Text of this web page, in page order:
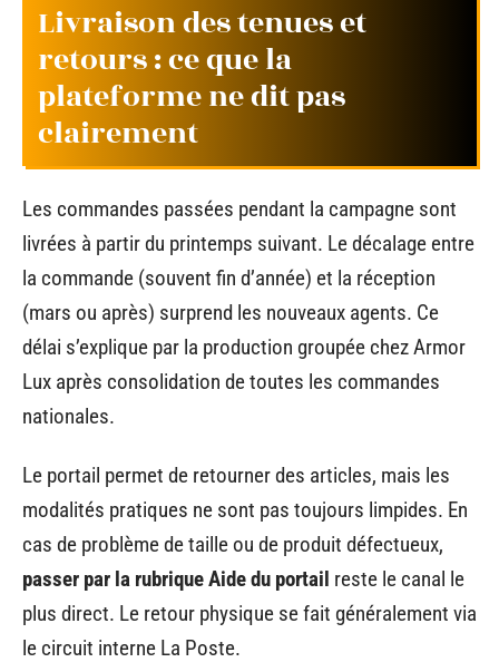
Livraison des tenues et
retours : ce que la
plateforme ne dit pas
clairement
Les commandes passées pendant la campagne sont
livrées à partir du printemps suivant. Le décalage entre
la commande (souvent fin d’année) et la réception
(mars ou après) surprend les nouveaux agents. Ce
délai s’explique par la production groupée chez Armor
Lux après consolidation de toutes les commandes
nationales.
Le portail permet de retourner des articles, mais les
modalités pratiques ne sont pas toujours limpides. En
cas de problème de taille ou de produit défectueux,
passer par la rubrique Aide du portail reste le canal le
plus direct. Le retour physique se fait généralement via
le circuit interne La Poste.